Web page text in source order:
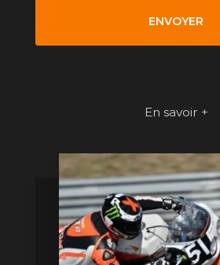
En savoir +